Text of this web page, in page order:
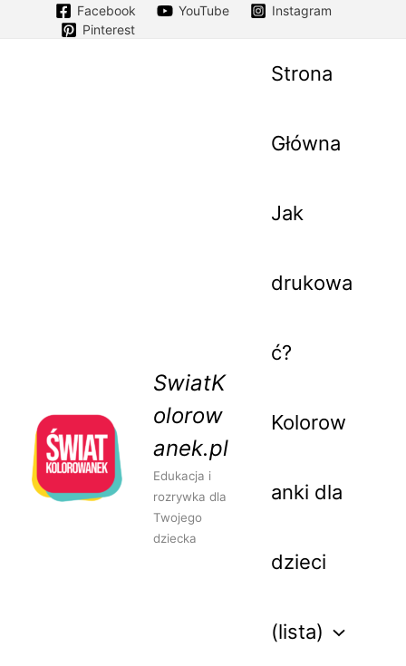
Facebook YouTube
Instagram
Pinterest
SwiatK
olorow
anek.pl
Edukacja i
rozrywka dla
Twojego
dziecka
Strona
Główna
Jak
drukowa
ć?
Kolorow
anki dla
dzieci
(lista)